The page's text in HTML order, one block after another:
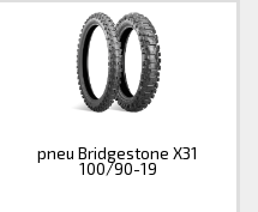
pneu Bridgestone X31
100/90-19